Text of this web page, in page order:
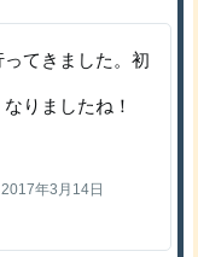
てきました。初
りましたね！
2017年3月14日